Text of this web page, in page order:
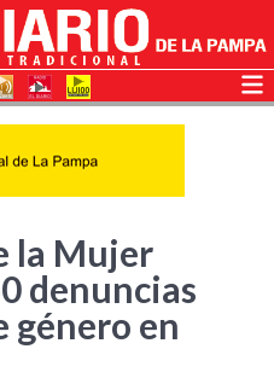
la Mujer
denuncias
género en